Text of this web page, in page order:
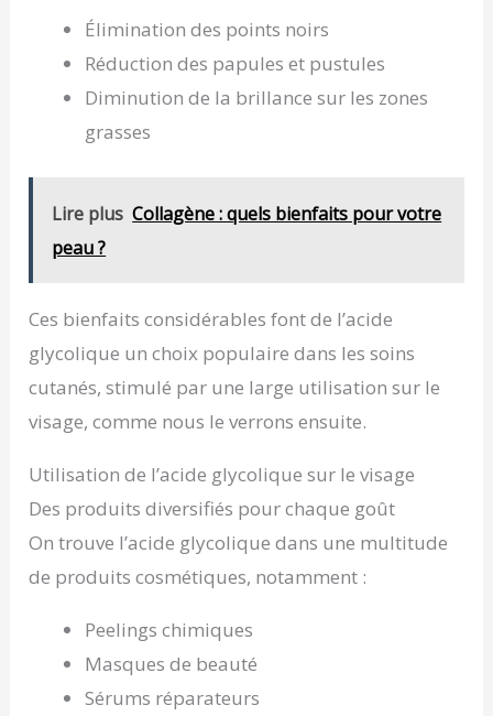
Élimination des points noirs
Réduction des papules et pustules
Diminution de la brillance sur les zones
grasses
Lire plus Collagène : quels bienfaits pour votre
peau ?
Ces bienfaits considérables font de l’acide
glycolique un choix populaire dans les soins
cutanés, stimulé par une large utilisation sur le
visage, comme nous le verrons ensuite.
Utilisation de l’acide glycolique sur le visage
Des produits diversifiés pour chaque goût
On trouve l’acide glycolique dans une multitude
de produits cosmétiques, notamment :
Peelings chimiques
Masques de beauté
Sérums réparateurs